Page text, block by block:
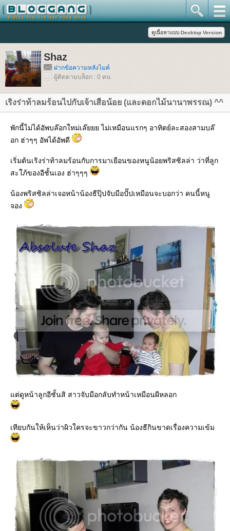
Shaz
ฝากข้อความหลังไมค์
ผู้ติดตามบล็อก : 0 คน
เริงร่าท้าลมร้อนไปกับเจ้าเสือน้อย (และดอกไม้นานาพรรณ) ^^
พักนี้ไม่ได้อัพบล๊อกใหม่เล๊ยยย ไม่เหมือนแรกๆ อาทิตย์ละสองสามบล๊
อก ฮ่าๆๆ อัพได้อัพดี
เริ่มต้นเริงร่าท้าลมร้อนกับการมาเยือนของหนูน้อยพริสซิลล่า ว่าที่ลูก
สะใภ้ของอีชั้นเอง ฮ่าๆๆๆ
น้องพริสซิลล่าเจอหน้าน้องธีปุ๊ปจับมือปั๊ปเหมือนจะบอกว่า คนนี้หนู
จอง
ต่ดูหน้าลูกอีชั้นสิ สาวจับมือกลับทำหน้าเหมือนผีหลอก
เทียบกันให้เห็นว่าผิวใครจะขาวกว่ากัน น้องธีกินขาดเรื่องความเข้ม